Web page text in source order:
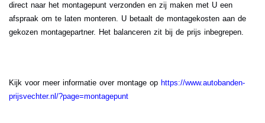
direct naar het montagepunt verzonden en zij maken met U een
afspraak om te laten monteren. U betaalt de montagekosten aan de
gekozen montagepartner. Het balanceren zit bij de prijs inbegrepen.
Kijk voor meer informatie over montage op https://www.autobanden-
prijsvechter.nl/?page=montagepunt